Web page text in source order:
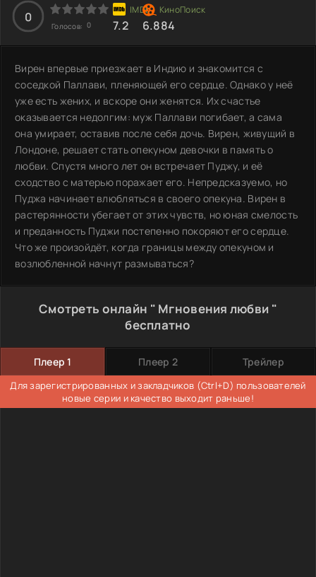
0
Голосов: 0 7.2 6.884
Вирен впервые приезжает в Индию и знакомится с
соседкой Паллави, пленяющей его сердце. Однако у неё
уже есть жених, и вскоре они женятся. Их счастье
оказывается недолгим: муж Паллави погибает, а сама
она умирает, оставив после себя дочь. Вирен, живущий в
Лондоне, решает стать опекуном девочки в память о
любви. Спустя много лет он встречает Пуджу, и её
сходство с матерью поражает его. Непредсказуемо, но
Пуджа начинает влюбляться в своего опекуна. Вирен в
растерянности убегает от этих чувств, но юная смелость
и преданность Пуджи постепенно покоряют его сердце.
Что же произойдёт, когда границы между опекуном и
возлюбленной начнут размываться?
Смотреть онлайн " Мгновения любви "
бесплатно
Плеер 1 Плеер 2 Трейлер
Для зарегистрированных и закладчиков (Ctrl+D) пользователей
новые серии и качество выходит раньше!